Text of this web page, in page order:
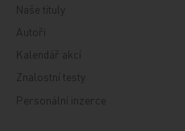
Naše tituly
Autoři
Kalendář akcí
Znalostní testy
Personální inzerce